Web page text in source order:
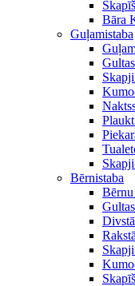
Bāra
Guļamistaba
Gultas
Bērnistaba
Gultas